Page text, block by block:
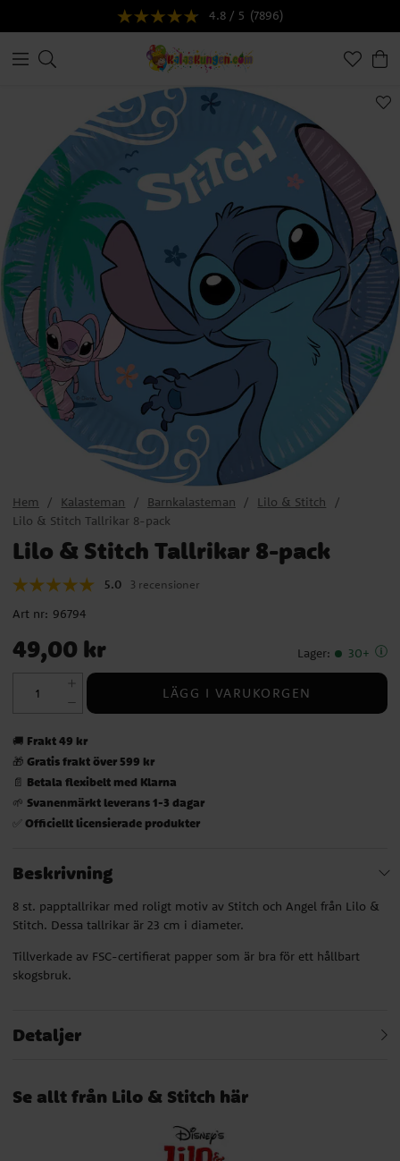
4.8 / 5 (7896)
Hem Kalasteman Barnkalasteman
Lilo & Stitch
Lilo & Stitch Tallrikar 8-pack
Lilo & Stitch Tallrikar 8-pack
5.0 3 recensioner
Art nr: 96794
Pris: 49,00 kr
49,00 kr Lager: 30+
LÄGG I VARUKORGEN
🚚 Frakt 49 kr
🎁 Gratis frakt över 599 kr
📄 Betala flexibelt med Klarna
🌱 Svanenmärkt leverans 1-3 dagar
✅ Officiellt licensierade produkter
Beskrivning
8 st. papptallrikar med roligt motiv av Stitch och Angel från Lilo &
Stitch. Dessa tallrikar är 23 cm i diameter.
Tillverkade av FSC-certifierat papper som är bra för ett hållbart
skogsbruk.
Detaljer
Se allt från Lilo & Stitch här